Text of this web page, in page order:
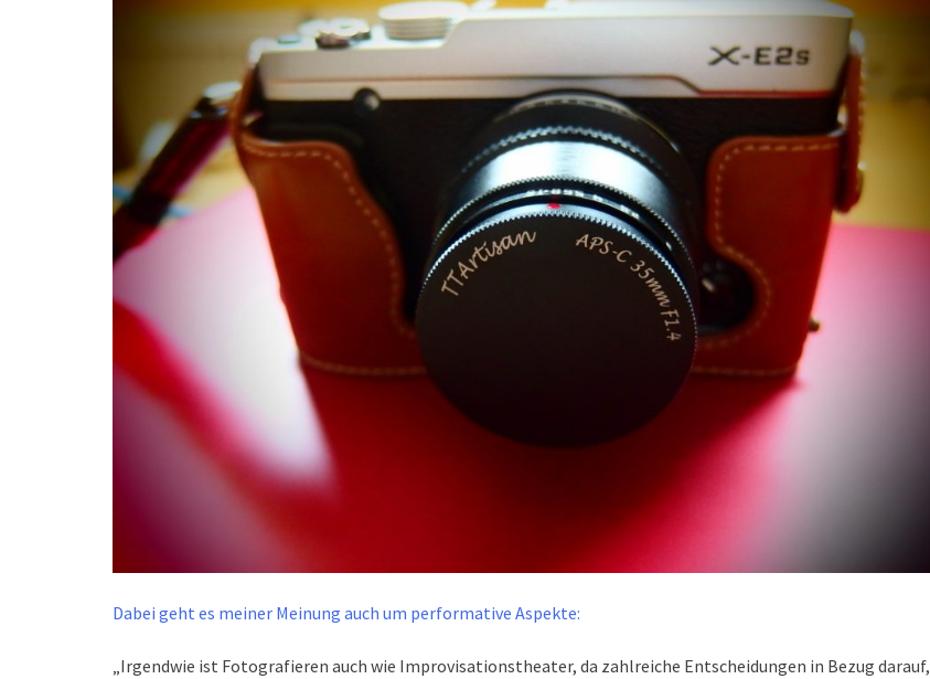
Dabei geht es meiner Meinung auch um performative Aspekte:
„Irgendwie ist Fotografieren auch wie Improvisationstheater, da zahlreiche Entscheidungen in Bezug darauf,